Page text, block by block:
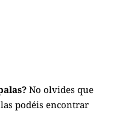
No olvides que
podéis encontrar